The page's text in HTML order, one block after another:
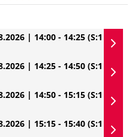
| 14:00 - 14:25 (S:1
| 14:25 - 14:50 (S:1
| 14:50 - 15:15 (S:1
| 15:15 - 15:40 (S:1